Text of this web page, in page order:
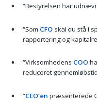
“Bestyrelsen har
“Som CFO skal du stå i
rapportering og
“Virksomhedens COO
reduceret
“CEO’en præsenterede